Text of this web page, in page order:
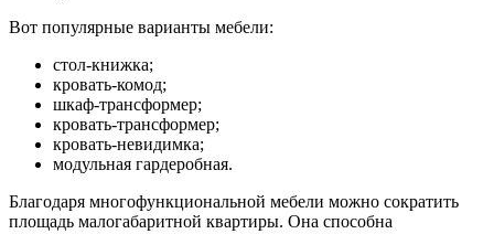
Вот популярные варианты мебели:
стол-книжка;
кровать-комод;
шкаф-трансформер;
кровать-трансформер;
кровать-невидимка;
модульная гардеробная.
Благодаря многофункциональной мебели можно сократить
площадь малогабаритной квартиры. Она способна